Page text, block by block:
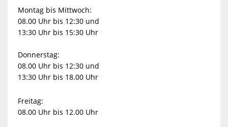
Montag bis Mittwoch:
08.00 Uhr bis 12:30 und
13:30 Uhr bis 15:30 Uhr
Donnerstag:
08.00 Uhr bis 12:30 und
13:30 Uhr bis 18.00 Uhr
Freitag:
08.00 Uhr bis 12.00 Uhr